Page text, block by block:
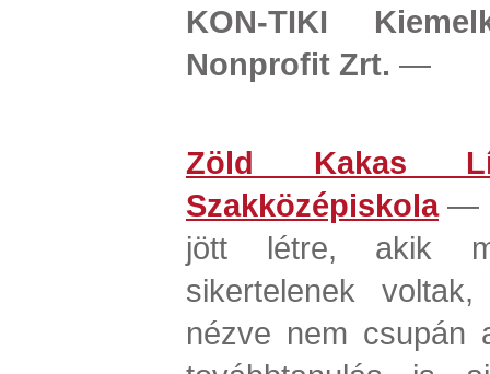
KON-TIKI
Nonprofit Zrt. —
Zöld Kakas
Szakközépiskola—
jött létre, akik
sikertelenek
nézve nem csupán